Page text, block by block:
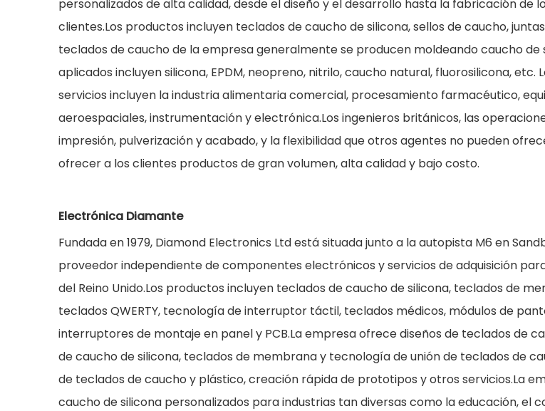
personalizados de alta calidad, desde el diseño y el desarrollo hasta la fabricación de
clientes.Los productos incluyen teclados de caucho de silicona, sellos de caucho,
teclados de caucho de la empresa generalmente se producen moldeando caucho de
aplicados incluyen silicona, EPDM, neopreno, nitrilo, caucho natural, fluorosilicona, etc.
servicios incluyen la industria alimentaria comercial, procesamiento farmacéutico,
aeroespaciales, instrumentación y electrónica.Los ingenieros británicos, las
impresión, pulverización y acabado, y la flexibilidad que otros agentes no pueden
ofrecer a los clientes productos de gran volumen, alta calidad y bajo costo.
Electrónica Diamante
Fundada en 1979, Diamond Electronics Ltd está situada junto a la autopista M6 en
proveedor independiente de componentes electrónicos y servicios de adquisición
del Reino Unido.Los productos incluyen teclados de caucho de silicona, teclados de
teclados QWERTY, tecnología de interruptor táctil, teclados médicos, módulos de
interruptores de montaje en panel y PCB.La empresa ofrece diseños de teclados de
de caucho de silicona, teclados de membrana y tecnología de unión de teclados de
de teclados de caucho y plástico, creación rápida de prototipos y otros servicios.La
caucho de silicona personalizados para industrias tan diversas como la educación, el